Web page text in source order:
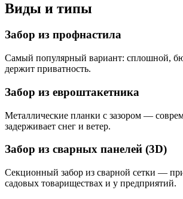
Виды и типы
Забор из профнастила
Самый популярный вариант: сплошной,
держит приватность.
Забор из евроштакетника
Металлические планки с зазором —
задерживает снег и ветер.
Забор из сварных панелей (3D)
Секционный забор из сварной сетки —
садовых товариществах и у предприятий.